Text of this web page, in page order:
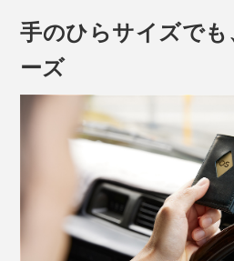
手のひらサイズでも
ーズ